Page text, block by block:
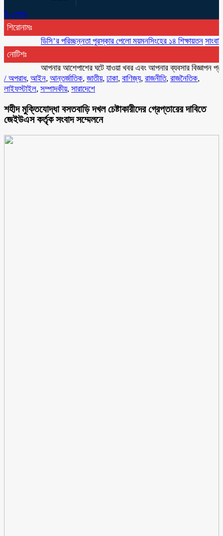
ই-পেপার
শিরোনামঃ
ডিসি’র পরিচ্ছন্নতা পুরস্কার পেলো ময়মনসিংহের ১৪ শিক্ষায়তন সাংবাদিক
নোটিশঃ
আপনার আশেপাশের ঘটে যাওয়া খবর এবং আপনার ব্যবসার বিজ্ঞাপন
/ অপরাধ, আইন, আন্তর্জাতিক, জাতীয়, ঢাকা, বাণিজ্য, রাজনীতি, রাজনৈতিক,
লাইফস্টাইল, সম্পাদকীয়, সারাদেশে
শহীদ মুক্তিযোদ্ধা বসতবাড়ি দখল চেষ্টাকারীদের গ্রেপ্তারের দাবিতে
জেইউএস কর্তৃক সংবাদ সম্মেলনে